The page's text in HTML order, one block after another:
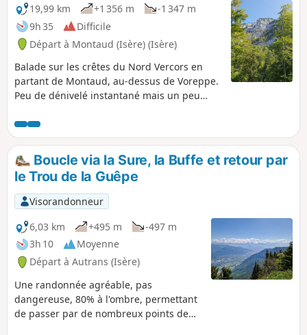
19,99 km
+1 356 m
-1 347 m
9h 35
Difficile
Départ à Montaud (Isère) (Isère)
Balade sur les crêtes du Nord Vercors en
partant de Montaud, au-dessus de Voreppe.
Peu de dénivelé instantané mais un peu
long.
Boucle via la Sure, la Buffe et retour par
le Trou de la Guêpe
Visorandonneur
6,03 km
+495 m
-497 m
3h 10
Moyenne
Départ à Autrans (Isère)
Une randonnée agréable, pas
dangereuse, 80% à l'ombre, permettant
de passer par de nombreux points de